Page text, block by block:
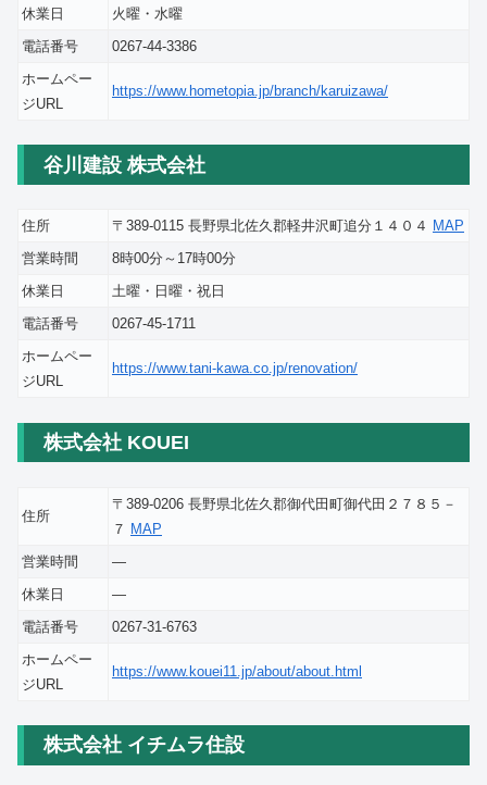
休業日
火曜・水曜
電話番号
0267-44-3386
ホームペー
ジURL
https://www.hometopia.jp/branch/karuizawa/
谷川建設 株式会社
住所 〒389-0115 長野県北佐久郡軽井沢町追分１４０４ MAP
営業時間
8時00分～17時00分
休業日
土曜・日曜・祝日
電話番号
0267-45-1711
ホームペー
ジURL
https://www.tani-kawa.co.jp/renovation/
株式会社 KOUEI
住所
〒389-0206 長野県北佐久郡御代田町御代田２７８５－
７ MAP
営業時間
―
休業日
―
電話番号
0267-31-6763
ホームペー
ジURL
https://www.kouei11.jp/about/about.html
株式会社 イチムラ住設